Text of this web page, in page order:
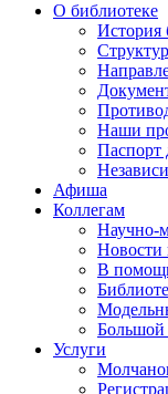
О библиотеке
История
Наши
Паспорт
Афиша
Коллегам
Научно-
Новости
В
Большой
Услуги